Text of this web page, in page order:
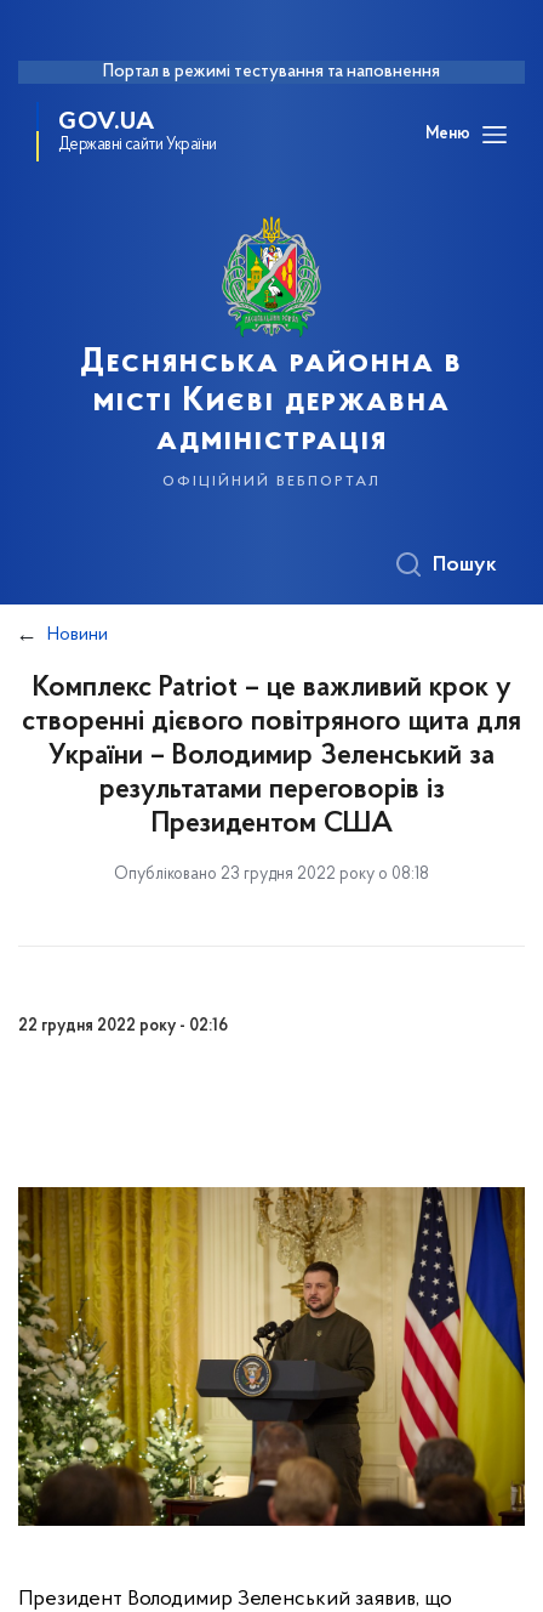
Портал в режимі тестування та наповнення
GOV.UA
Державні сайти України
Меню
Деснянська районна в
місті Києві державна
адміністрація
офіційний вебпортал
Пошук
Новини
Комплекс Patriot – це важливий крок у
створенні дієвого повітряного щита для
України – Володимир Зеленський за
результатами переговорів із
Президентом США
Опубліковано 23 грудня 2022 року о 08:18
22 грудня 2022 року - 02:16
Президент Володимир Зеленський заявив, що